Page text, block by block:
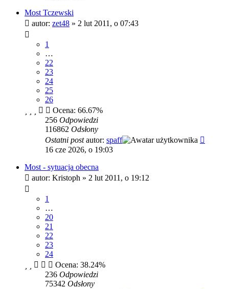
Most Tczewski
autor: zet48 » 2 lut 2011, o 07:43
1
…
22
23
24
25
26
Ocena: 66.67%
256 Odpowiedzi
116862 Odsłony
Ostatni postautor: spaff
16 cze 2026, o 19:03
Most - sytuacja obecna
autor: Kristoph » 2 lut 2011, o 19:12
1
…
20
21
22
23
24
Ocena: 38.24%
236 Odpowiedzi
75342 Odsłony